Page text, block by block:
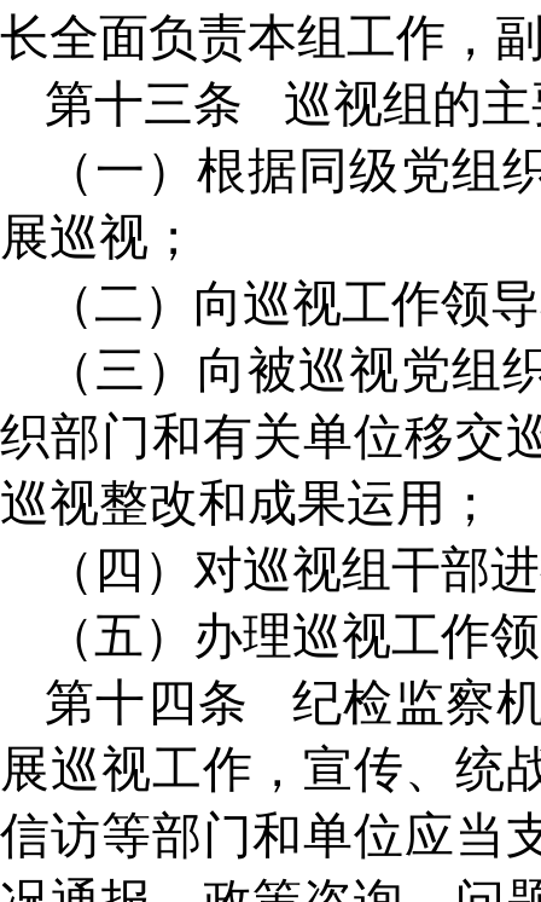
长全面负责本组工作，
第十三条
巡视组的
（一）根据同级党组
展巡视；
（二）向巡视工作领
（三）向被巡视党组
织部门和有关单位移交
巡视整改和成果运用；
（四）对巡视组干部
（五）办理巡视工作
第十四条
纪检监察
展巡视工作，宣传、统
信访等部门和单位应当